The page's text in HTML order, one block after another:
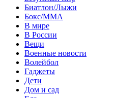
Биатлон/Лыжи
Бокс/MMA
В мире
В России
Вещи
Военные новости
Волейбол
Гаджеты
Дети
Дом и сад